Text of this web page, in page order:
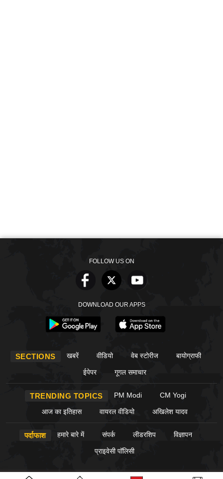
FOLLOW US ON
DOWNLOAD OUR APPS
SECTIONS खबरें वीडियो वेब स्टोरीज बायोग्राफी
ईपेपर गूगल समाचार
TRENDING TOPICS PM Modi CM Yogi
आज का इतिहास वायरल वीडियो अखिलेश यादव
पर्दाफाश हमारे बारे में संपर्क लीडरशिप विज्ञापन
प्राइवेसी पॉलिसी